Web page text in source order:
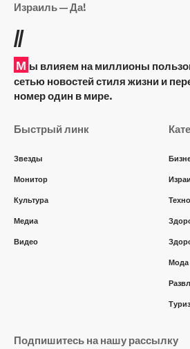
Израиль — Да!
//
М ы влияем на миллионы
сетью новостей стиля жизни и
номер один в мире.
Быстрый линк
Звезды
Монитор
Культура
Медиа
Видео
Мода
Подпишитесь на нашу рассылку